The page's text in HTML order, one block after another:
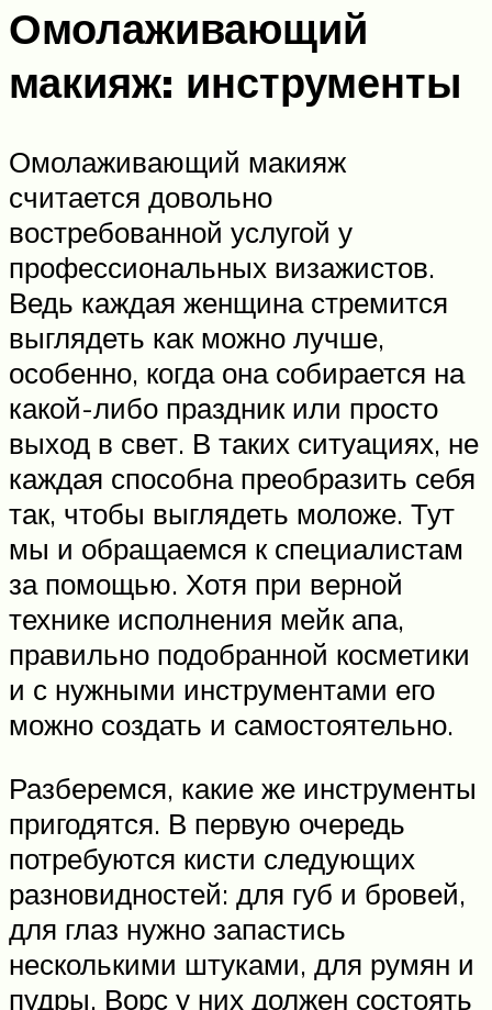
Омолаживающий
макияж: инструменты
Омолаживающий макияж
считается довольно
востребованной услугой у
профессиональных визажистов.
Ведь каждая женщина стремится
выглядеть как можно лучше,
особенно, когда она собирается на
какой-либо праздник или просто
выход в свет. В таких ситуациях, не
каждая способна преобразить себя
так, чтобы выглядеть моложе. Тут
мы и обращаемся к специалистам
за помощью. Хотя при верной
технике исполнения мейк апа,
правильно подобранной косметики
и с нужными инструментами его
можно создать и самостоятельно.
Разберемся, какие же инструменты
пригодятся. В первую очередь
потребуются кисти следующих
разновидностей: для губ и бровей,
для глаз нужно запастись
несколькими штуками, для румян и
пудры. Ворс у них должен состоять